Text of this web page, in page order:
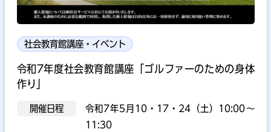
社会教育館講座・イベント
令和7年度社会教育館講座「ゴルファーのための身体
作り」
開催日程
令和7年5月10・17・24（土）10:00～
11:30